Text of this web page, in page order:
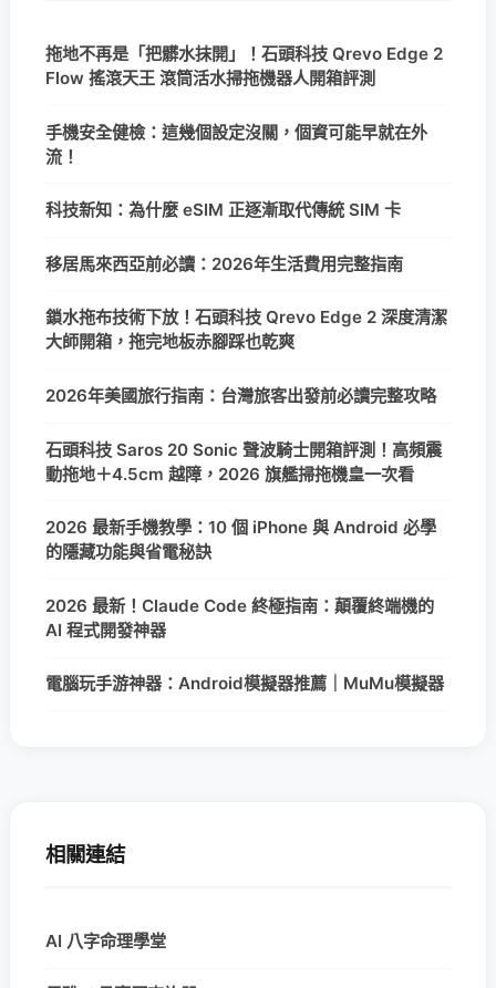
拖地不再是「把髒水抹開」！石頭科技 Qrevo Edge 2
Flow 搖滾天王 滾筒活水掃拖機器人開箱評測
手機安全健檢：這幾個設定沒關，個資可能早就在外
流！
科技新知：為什麼 eSIM 正逐漸取代傳統 SIM 卡
移居馬來西亞前必讀：2026年生活費用完整指南
鎖水拖布技術下放！石頭科技 Qrevo Edge 2 深度清潔
大師開箱，拖完地板赤腳踩也乾爽
2026年美國旅行指南：台灣旅客出發前必讀完整攻略
石頭科技 Saros 20 Sonic 聲波騎士開箱評測！高頻震
動拖地＋4.5cm 越障，2026 旗艦掃拖機皇一次看
2026 最新手機教學：10 個 iPhone 與 Android 必學
的隱藏功能與省電秘訣
2026 最新！Claude Code 終極指南：顛覆終端機的
AI 程式開發神器
電腦玩手游神器：Android模擬器推薦｜MuMu模擬器
相關連結
AI 八字命理學堂